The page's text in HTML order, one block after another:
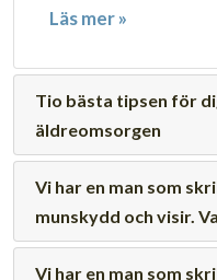
Läs mer »
Tio bästa tipsen för
äldreomsorgen
Vi har en man som
munskydd och visir.
Vi har en man som